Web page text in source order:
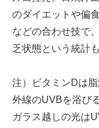
のダイエットや偏
などの合わせ技で
乏状態という統計
注）ビタミンDは
外線のUVBを浴び
ガラス越しの光は